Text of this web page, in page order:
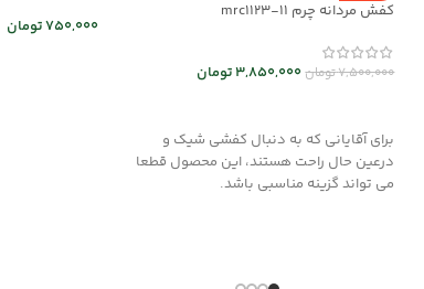
کفش مردانه چرم mrc1123-11
7,500,000تومان3,850,000تومان
برای آقایانی که به دنبال کفشی شیک و
درعین حال راحت هستند، این محصول قطعا
می تواند گزینه مناسبی باشد.
750,000تومان